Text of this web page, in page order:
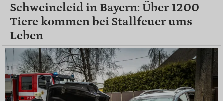
Schweineleid in Bayern: Über 1200
Tiere kommen bei Stallfeuer ums
Leben